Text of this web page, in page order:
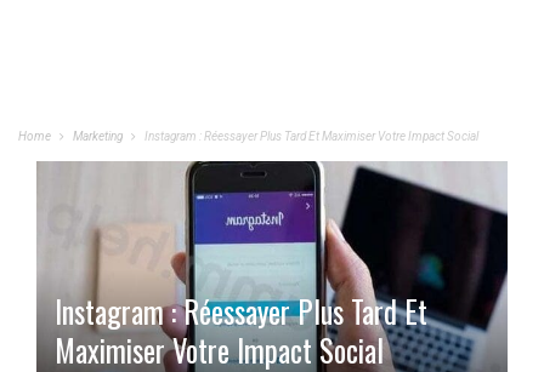
Home Marketing Instagram : Réessayer Plus Tard Et Maximiser Votre Impact Social
Instagram : Réessayer Plus Tard Et
Maximiser Votre Impact Social